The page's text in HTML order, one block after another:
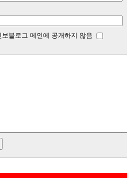
보블로그 메인에 공개하지 않음